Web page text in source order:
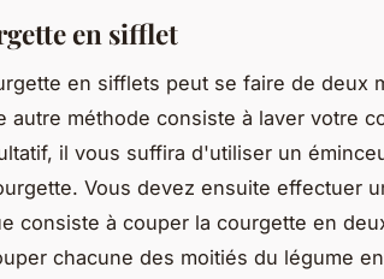
en sifflet
en sifflets peut se faire de deux
autre méthode consiste à laver votre
il vous suffira d'utiliser un
Vous devez ensuite effectuer
consiste à couper la courgette en
chacune des moitiés du légume